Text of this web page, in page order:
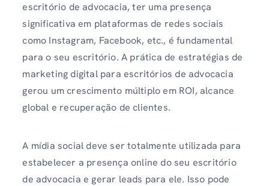
escritório de advocacia, ter uma presença
significativa em plataformas de redes sociais
como Instagram, Facebook, etc., é fundamental
para o seu escritório. A prática de estratégias de
marketing digital para escritórios de advocacia
gerou um crescimento múltiplo em ROI, alcance
global e recuperação de clientes.
A mídia social deve ser totalmente utilizada para
estabelecer a presença online do seu escritório
de advocacia e gerar leads para ele. Isso pode